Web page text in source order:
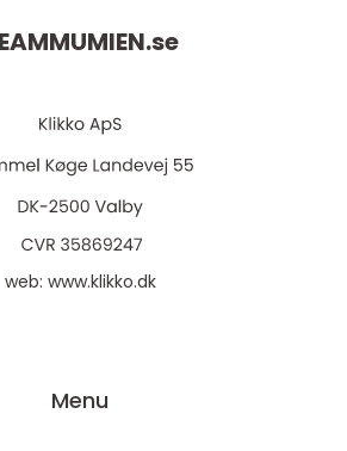
se
web: www.klikko.dk
Menu